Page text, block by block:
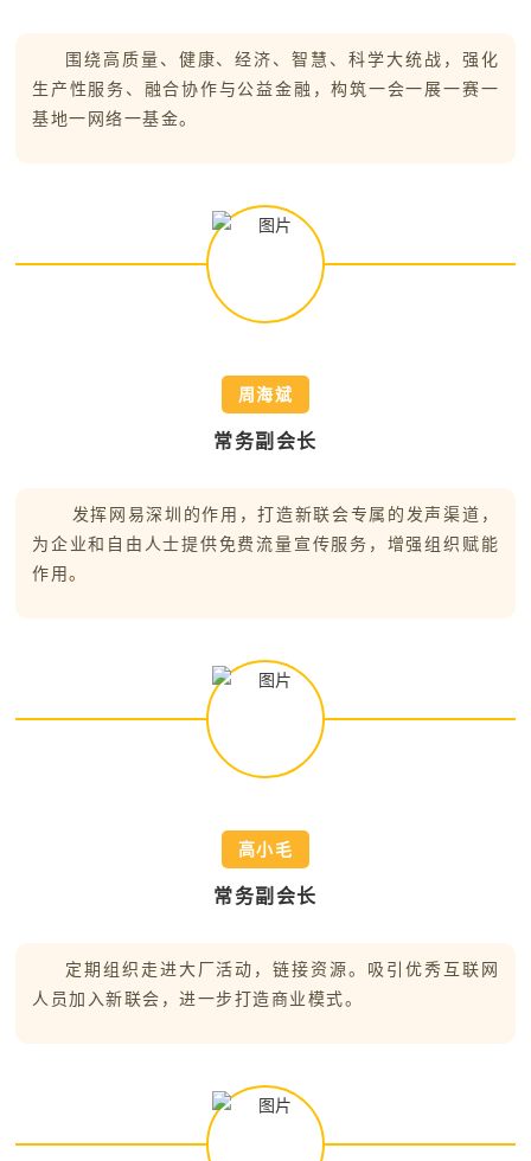
围绕高质量、健康、经济、智慧、科学大统战，强化
生产性服务、融合协作与公益金融，构筑一会一展一赛一
基地一网络一基金。
周海斌
常务副会长
发挥网易深圳的作用，打造新联会专属的发声渠道，
为企业和自由人士提供免费流量宣传服务，增强组织赋能
作用 。
高小毛
常务副会长
定期组织走进大厂活动，链接资源。吸引优秀互联网
人员加入新联会，进一步打造商业模式。